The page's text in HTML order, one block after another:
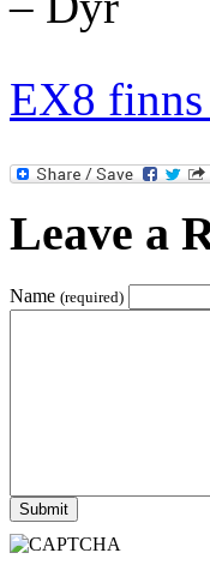
EX8 finns
Leave a
Name (required)